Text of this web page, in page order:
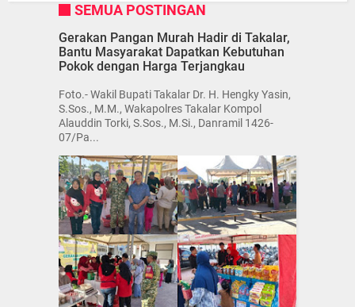
SEMUA POSTINGAN
Gerakan Pangan Murah Hadir di Takalar,
Bantu Masyarakat Dapatkan Kebutuhan
Pokok dengan Harga Terjangkau
Foto.- Wakil Bupati Takalar Dr. H. Hengky Yasin,
S.Sos., M.M., Wakapolres Takalar Kompol
Alauddin Torki, S.Sos., M.Si., Danramil 1426-
07/Pa...